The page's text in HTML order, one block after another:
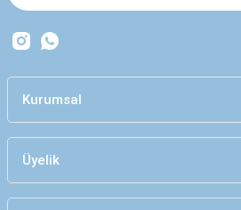
Bu ürüne benzer farklı alternatifler olmalı.
Kurumsal
Üyelik